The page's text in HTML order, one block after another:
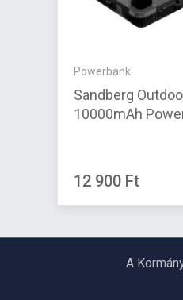
Powerbank
Sandberg
10000mAh
12 900 Ft
A